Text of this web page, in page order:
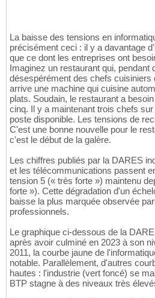
La baisse des tensions en
précisément ceci : il y a davantage
que ce dont les entreprises ont
Imaginez un restaurant qui, pendant
désespérément des chefs cuisiniers
arrive une machine qui cuisine
plats. Soudain, le restaurant a
cinq. Il y a maintenant trois chefs
poste disponible. Les tensions de
C'est une bonne nouvelle pour le
c'est le début de la galère.
Les chiffres publiés par la DARES
et les télécommunications passent
tension 5 (« très forte ») maintenu
forte »). Cette dégradation d'un
baisse la plus marquée observée
professionnels.
Le graphique ci-dessous de la
après avoir culminé en 2023 à son
2011, la courbe jaune de
notable. Parallèlement, d'autres
hautes : l'industrie (vert foncé) se
BTP stagne à des niveaux très